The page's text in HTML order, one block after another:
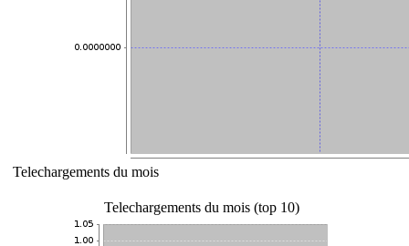
Telechargements du mois
Telechargements du mois (top 10)